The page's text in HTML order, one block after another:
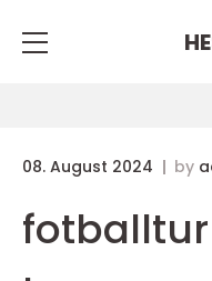
08. August 2024 by